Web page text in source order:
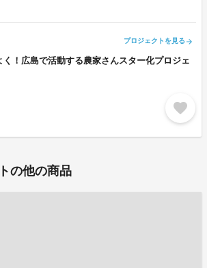
プロジェクトを見る arrow_forward
！広島で活動する農家さんスター化プロジェ
favorite
の他の商品